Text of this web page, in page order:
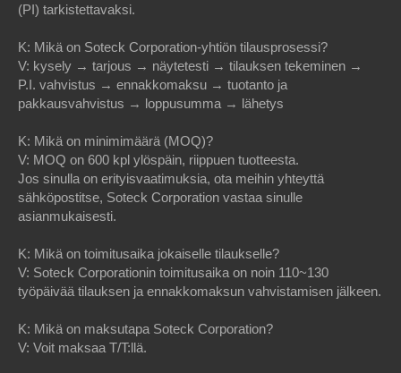
(PI) tarkistettavaksi.
K: Mikä on Soteck Corporation-yhtiön tilausprosessi?
V: kysely → tarjous → näytetesti → tilauksen tekeminen →
P.I. vahvistus → ennakkomaksu → tuotanto ja
pakkausvahvistus → loppusumma → lähetys
K: Mikä on minimimäärä (MOQ)?
V: MOQ on 600 kpl ylöspäin, riippuen tuotteesta.
Jos sinulla on erityisvaatimuksia, ota meihin yhteyttä
sähköpostitse, Soteck Corporation vastaa sinulle
asianmukaisesti.
K: Mikä on toimitusaika jokaiselle tilaukselle?
V: Soteck Corporationin toimitusaika on noin 110~130
työpäivää tilauksen ja ennakkomaksun vahvistamisen jälkeen.
K: Mikä on maksutapa Soteck Corporation?
V: Voit maksaa T/T:llä.